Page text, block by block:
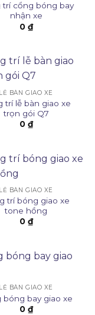
trí cổng bóng bay
nhận xe
0 ₫
LỄ BÀN GIAO XE
trí lễ bàn giao xe
trọn gói Q7
0 ₫
LỄ BÀN GIAO XE
trí bóng giao xe
tone hồng
0 ₫
LỄ BÀN GIAO XE
bóng bay giao xe
0 ₫